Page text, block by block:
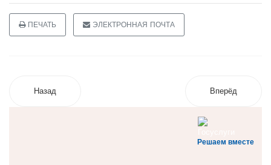
ПЕЧАТЬ ЭЛЕКТРОННАЯ ПОЧТА
Назад Вперёд
Решаем вместе